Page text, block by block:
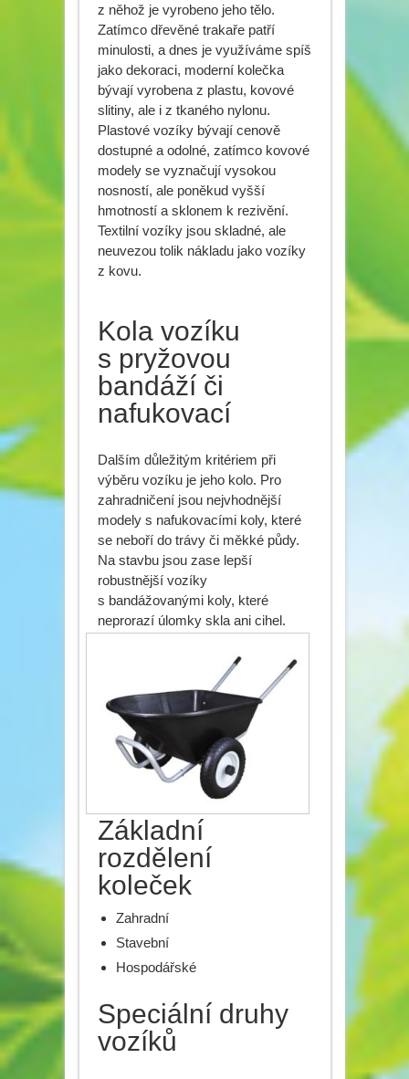
z něhož je vyrobeno jeho tělo.
Zatímco dřevěné trakaře patří
minulosti, a dnes je využíváme spíš
jako dekoraci, moderní kolečka
bývají vyrobena z plastu, kovové
slitiny, ale i z tkaného nylonu.
Plastové vozíky bývají cenově
dostupné a odolné, zatímco kovové
modely se vyznačují vysokou
nosností, ale poněkud vyšší
hmotností a sklonem k rezivění.
Textilní vozíky jsou skladné, ale
neuvezou tolik nákladu jako vozíky
z kovu.
Kola vozíku
s pryžovou
bandáží či
nafukovací
Dalším důležitým kritériem při
výběru vozíku je jeho kolo. Pro
zahradničení jsou nejvhodnější
modely s nafukovacími koly, které
se neboří do trávy či měkké půdy.
Na stavbu jsou zase lepší
robustnější vozíky
s bandážovanými koly, které
neprorazí úlomky skla ani cihel.
Základní
rozdělení
koleček
Zahradní
Stavební
Hospodářské
Speciální druhy
vozíků